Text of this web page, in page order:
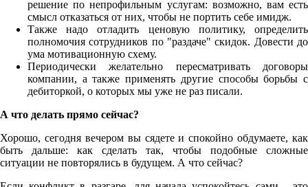
решение по непрофильным услугам: возможно, вам есть
смысл отказаться от них, чтобы не портить себе имидж.
Также надо отладить ценовую политику, определить
полномочия сотрудников по "раздаче" скидок. Довести до
ума мотивационную схему.
Периодически желательно пересматривать договоры
компании, а также применять другие способы борьбы с
дебиторкой, о которых мы уже не раз писали.
А что делать прямо сейчас?
Хорошо, сегодня вечером вы сядете и спокойно обдумаете, как
быть дальше: как сделать так, чтобы подобные сложные
ситуации не повторялись в будущем. А что сейчас?